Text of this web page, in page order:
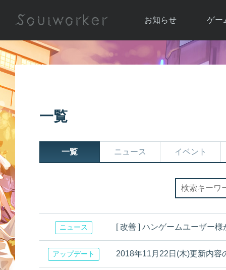
お知らせ
お知らせ一覧
ゲー
ソウ
一覧
一覧 ニュース イベント
ニュース [ 改善 ] ハンゲームユーザー
アップデート 2018年11月22日(木)更新内容